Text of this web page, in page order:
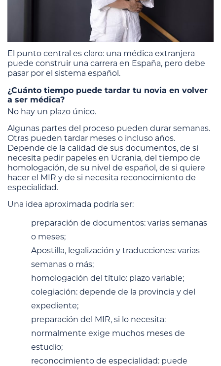
El punto central es claro: una médica extranjera
puede construir una carrera en España, pero debe
pasar por el sistema español.
¿Cuánto tiempo puede tardar tu novia en volver
a ser médica?
No hay un plazo único.
Algunas partes del proceso pueden durar semanas.
Otras pueden tardar meses o incluso años.
Depende de la calidad de sus documentos, de si
necesita pedir papeles en Ucrania, del tiempo de
homologación, de su nivel de español, de si quiere
hacer el MIR y de si necesita reconocimiento de
especialidad.
Una idea aproximada podría ser:
preparación de documentos: varias semanas
o meses;
Apostilla, legalización y traducciones: varias
semanas o más;
homologación del título: plazo variable;
colegiación: depende de la provincia y del
expediente;
preparación del MIR, si lo necesita:
normalmente exige muchos meses de
estudio;
reconocimiento de especialidad: puede